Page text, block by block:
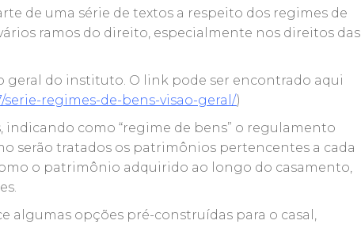
de uma série de textos a respeito dos regimes de
ramos do direito, especialmente nos direitos das
geral do instituto. O link pode ser encontrado aqui
serie-regimes-de-bens-visao-geral/)
indicando como “regime de bens” o regulamento
serão tratados os patrimônios pertencentes a cada
o patrimônio adquirido ao longo do casamento,
algumas opções pré-construídas para o casal,